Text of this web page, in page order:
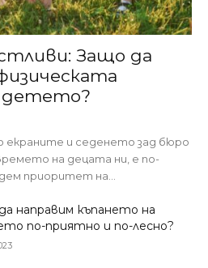
Защо да
детето?
екраните и седенето зад бюро
на децата ни, е по-
приоритет на...
направим къпането на
по-приятно и по-лесно?